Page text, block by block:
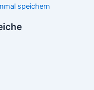
speichern